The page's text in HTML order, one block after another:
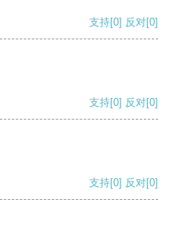
支持[0] 反对[0]
支持[0] 反对[0]
支持[0] 反对[0]